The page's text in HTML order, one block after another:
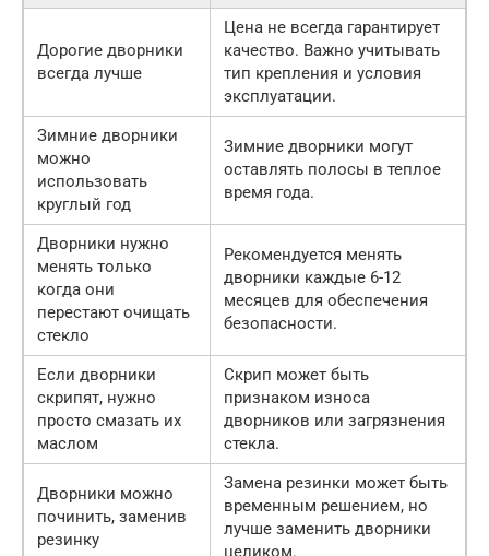
Дорогие дворники
всегда лучше
Цена не всегда гарантирует
качество. Важно учитывать
тип крепления и условия
эксплуатации.
Зимние дворники
можно
использовать
круглый год
Зимние дворники могут
оставлять полосы в теплое
время года.
Дворники нужно
менять только
когда они
перестают очищать
стекло
Рекомендуется менять
дворники каждые 6-12
месяцев для обеспечения
безопасности.
Если дворники
скрипят, нужно
просто смазать их
маслом
Скрип может быть
признаком износа
дворников или загрязнения
стекла.
Дворники можно
починить, заменив
резинку
Замена резинки может быть
временным решением, но
лучше заменить дворники
целиком.